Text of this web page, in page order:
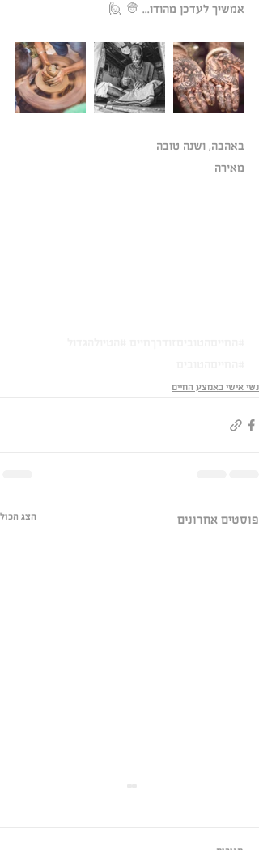
אמשיך לעדכן מהודו... 👳 🙋
באהבה, ושנה טובה
מאירה
נשי אישי באמצע החיים
פוסטים אחרונים הצג הכול